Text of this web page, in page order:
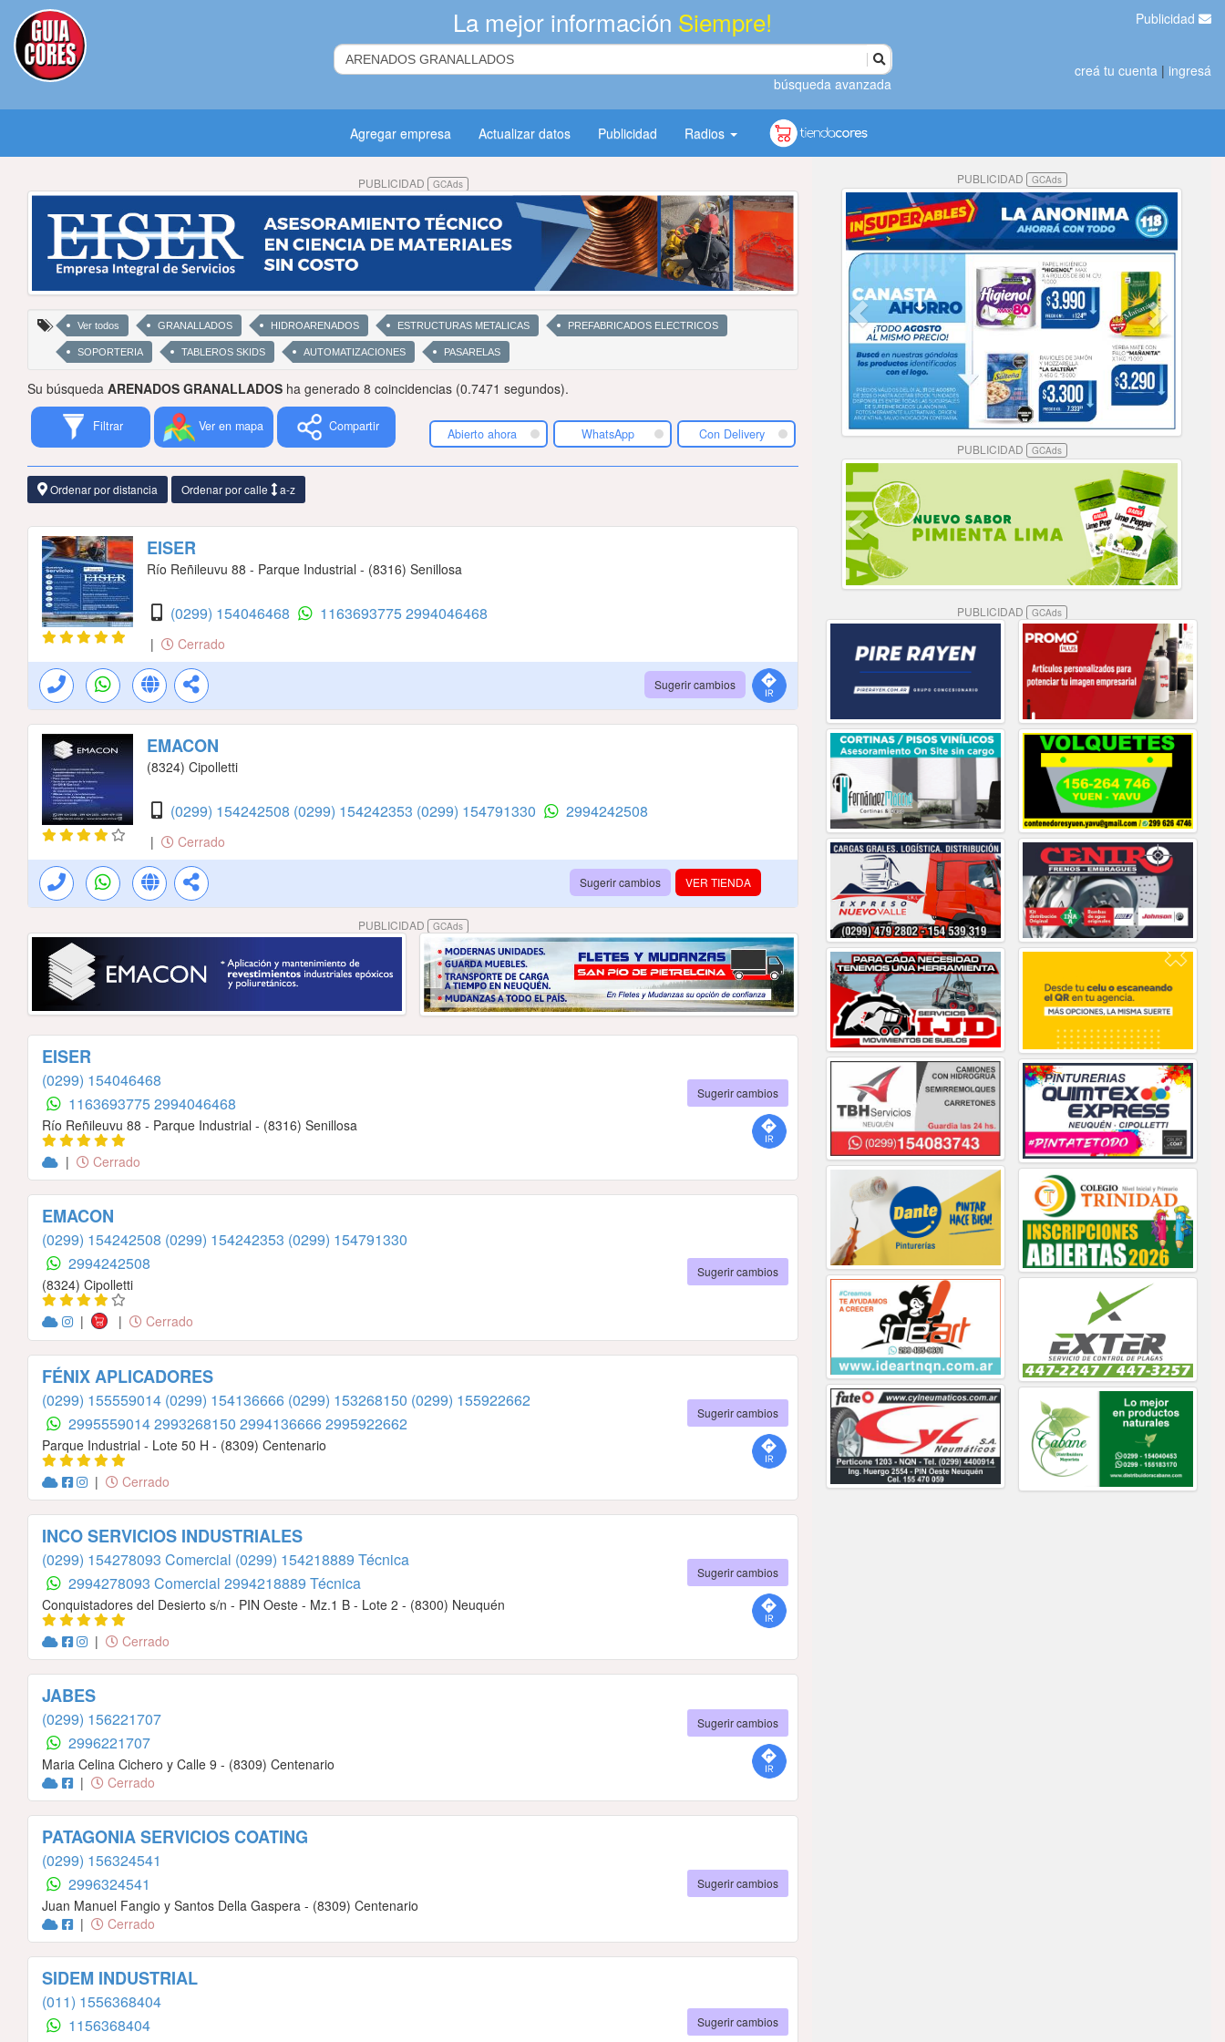
La mejor información Siempre!
búsqueda avanzada
Publicidad
creá tu cuenta | ingresá
Agregar empresa Actualizar datos Publicidad Radios
PUBLICIDAD GCAds
Ver todos GRANALLADOS HIDROARENADOS ESTRUCTURAS METALICAS PREFABRICADOS ELECTRICOS
SOPORTERIA TABLEROS SKIDS AUTOMATIZACIONES PASARELAS
Su búsqueda ARENADOS GRANALLADOS ha generado 8 coincidencias (0.7471 segundos).
Filtrar Ver en mapa Compartir Abierto ahora WhatsApp Con Delivery
Ordenar por distancia Ordenar por calle a-z
EISER
Río Reñileuvu 88 - Parque Industrial - (8316) Senillosa
(0299) 154046468 11636937752994046468
| Cerrado
Sugerir cambios
EMACON
(8324) Cipolletti
(0299) 154242508 (0299) 154242353 (0299) 154791330 2994242508
| Cerrado
VER TIENDA
Sugerir cambios
PUBLICIDAD GCAds
EISER
(0299) 154046468
11636937752994046468
Río Reñileuvu 88 - Parque Industrial - (8316) Senillosa
|
Cerrado
Sugerir cambios
EMACON
(0299) 154242508 (0299) 154242353 (0299) 154791330
2994242508
(8324) Cipolletti
|
| Cerrado
Sugerir cambios
FÉNIX APLICADORES
(0299) 155559014 (0299) 154136666 (0299) 153268150 (0299) 155922662
29955590142993268150 29941366662995922662
Parque Industrial - Lote 50 H - (8309) Centenario
|
Cerrado
Sugerir cambios
INCO SERVICIOS INDUSTRIALES
(0299) 154278093 Comercial (0299) 154218889 Técnica
2994278093 Comercial 2994218889 Técnica
Conquistadores del Desierto s/n - PIN Oeste - Mz.1 B - Lote 2 - (8300) Neuquén
|
Cerrado
Sugerir cambios
JABES
(0299) 156221707
2996221707
Maria Celina Cichero y Calle 9 - (8309) Centenario
|
Cerrado
Sugerir cambios
PATAGONIA SERVICIOS COATING
(0299) 156324541
2996324541
Juan Manuel Fangio y Santos Della Gaspera - (8309) Centenario
|
Cerrado
Sugerir cambios
SIDEM INDUSTRIAL
(011) 1556368404
1156368404
Sugerir cambios
PUBLICIDAD GCAds
PUBLICIDAD GCAds
PUBLICIDAD GCAds